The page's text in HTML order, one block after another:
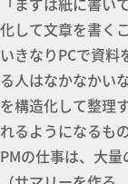
化して文章を書く
いきなりPCで資
る人はなかなかい
を構造化して整理
れるようになるも
PMの仕事は、大